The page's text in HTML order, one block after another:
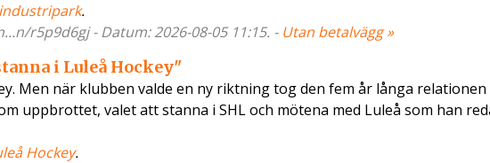
.
r5p9d6gj - Datum: 2026-08-05 11:15. - Utan betalvägg »
i Luleå Hockey"
Men när klubben valde en ny riktning tog den fem år långa
uppbrottet, valet att stanna i SHL och mötena med Luleå som han
Hockey.